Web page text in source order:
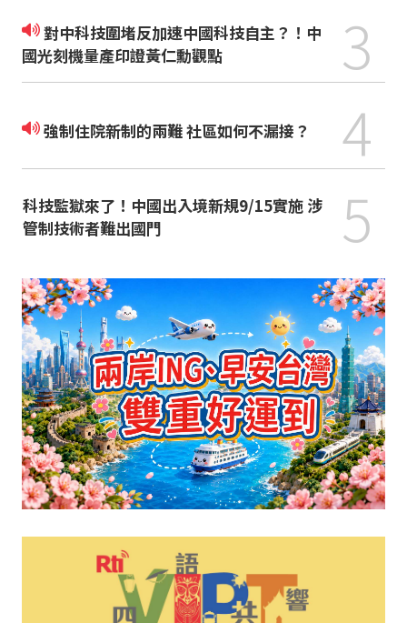
對中科技圍堵反加速中國科技自主？！中
國光刻機量產印證黃仁勳觀點
3
強制住院新制的兩難 社區如何不漏接？ 4
科技監獄來了！中國出入境新規9/15實施 涉
管制技術者難出國門
5